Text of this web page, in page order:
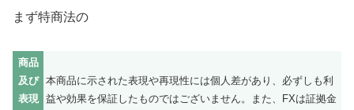
まず特商法の
商品
及び
表現
本商品に示された表現や再現性には個人差があり、必ずしも利
益や効果を保証したものではございません。また、FXは証拠金